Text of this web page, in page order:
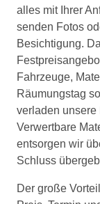
alles mit Ihrer
senden Fotos
Besichtigung.
Fahrzeuge,
Räumungstag
verladen unsere
Verwertbare
entsorgen wir
Schluss
Der große